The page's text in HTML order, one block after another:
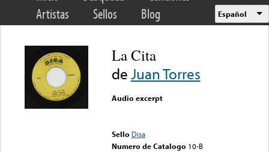
Artistas
Sellos Blog Español
La Cita
deJuan Torres
Audio excerpt
Sello Disa
Numero de Catalogo 10-B